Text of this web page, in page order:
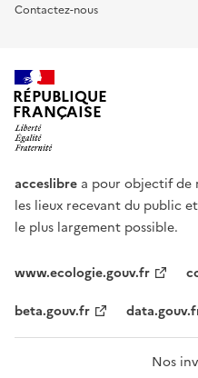
Contactez-nous
RÉPUBLIQUE
FRANÇAISE
acceslibre a pour objectif de
les lieux recevant du public
le plus largement possible.
www.ecologie.gouv.fr
beta.gouv.fr
Nos